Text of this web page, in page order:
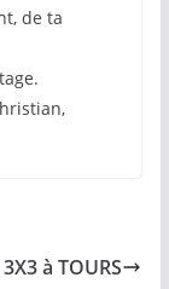
de ta
3X3 à TOURS